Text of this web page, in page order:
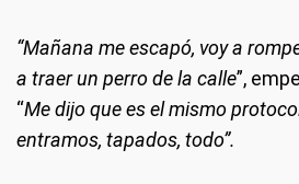
“Mañana me escapó, voy a
a traer un perro de la calle”,
“Me dijo que es el mismo
entramos, tapados, todo”.